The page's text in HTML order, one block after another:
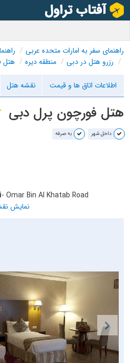
راهنمای سفر به امارات متحده عربی
رزرو هتل در دبی
منطقه دیره هتل
اطلاعات اتاق ها و قیمت نقشه هتل
هتل فورچون پرل دبی
داخل شهر به صرفه
- Omar Bin Al Khatab Road
نمایش